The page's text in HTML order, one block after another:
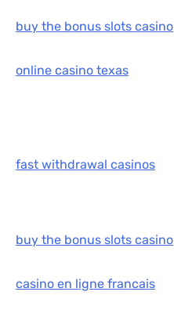
buy the bonus slots casino
online casino texas
fast withdrawal casinos
buy the bonus slots casino
casino en ligne francais